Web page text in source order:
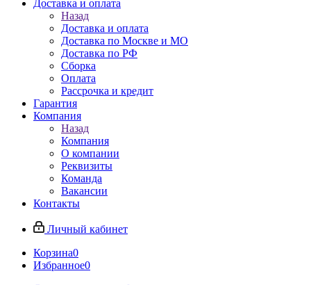
Доставка и оплата
Назад
Доставка и оплата
Доставка по Москве и МО
Доставка по РФ
Сборка
Оплата
Рассрочка и кредит
Гарантия
Компания
Назад
Компания
О компании
Реквизиты
Команда
Вакансии
Контакты
Личный кабинет
Корзина0
Избранное0